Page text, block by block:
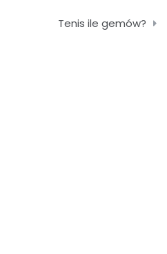
Tenis ile gemów?